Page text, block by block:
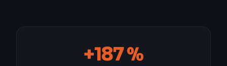
+187 %